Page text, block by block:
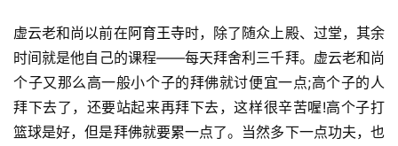
资
讯
八
点
僧
虚云老和尚以前在阿育王寺时，除了随众上殿、过堂，其余
时间就是他自己的课程——每天拜舍利三千拜。虚云老和尚
个子又那么高一般小个子的拜佛就讨便宜一点;高个子的人
拜下去了，还要站起来再拜下去，这样很辛苦喔!高个子打
篮球是好，但是拜佛就要累一点了。当然多下一点功夫，也